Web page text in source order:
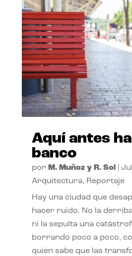
Aquí antes
banco
por M. Muñoz y R. Sol|
Arquitectura, Reportaje
Hay una ciudad que
hacer ruido. No la
ni la sepulta una
borrando poco a poco,
quien sabe que las